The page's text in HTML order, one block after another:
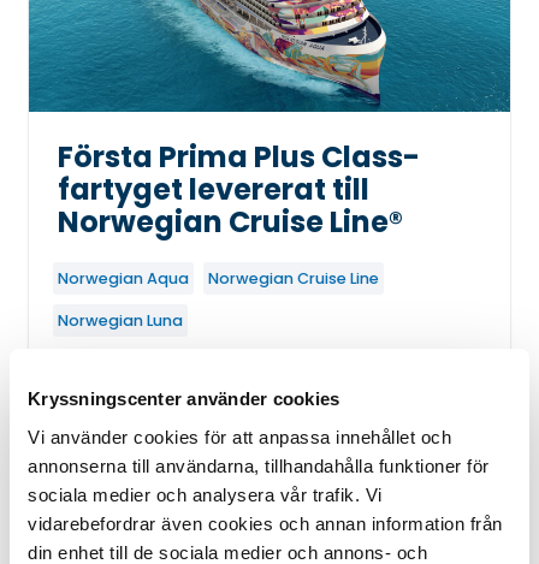
Kryssningscenter använder cookies
Vi använder cookies för att anpassa innehållet och
annonserna till användarna, tillhandahålla funktioner för
sociala medier och analysera vår trafik. Vi
vidarebefordrar även cookies och annan information från
din enhet till de sociala medier och annons- och
Första Prima Plus Class-
fartyget levererat till
Norwegian Cruise Line®
Norwegian Aqua Norwegian Cruise Line
Norwegian Luna
leverans av sitt nyaste fartyg, Norwegian
Aqua™. Fartyget är det första fartyget i
den nya Prima Plus-klassen, som erbjuder
större utomhusutrymmen än något annat
kryssningsfartyg och mer innovativa
gästupplevelser.